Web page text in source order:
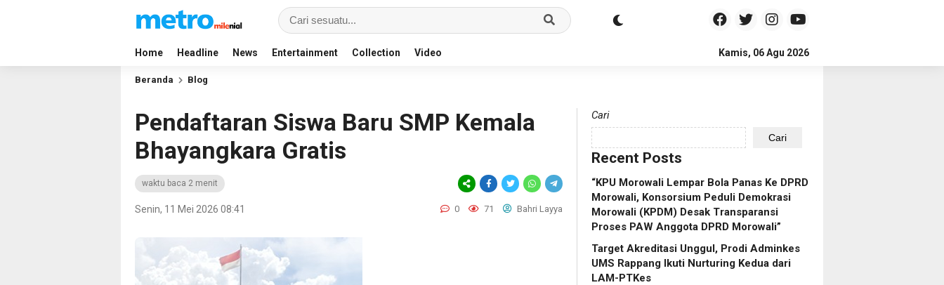
Home Headline News Entertainment Collection Video Kamis, 06 Agu 2026
Beranda Blog
Pendaftaran Siswa Baru SMP Kemala
Bhayangkara Gratis
waktu baca 2 menit
Senin, 11 Mei 2026 08:41 0 71 Bahri Layya
Cari
Cari
Recent Posts
“KPU Morowali Lempar Bola Panas Ke DPRD
Morowali, Konsorsium Peduli Demokrasi
Morowali (KPDM) Desak Transparansi
Proses PAW Anggota DPRD Morowali”
Target Akreditasi Unggul, Prodi Adminkes
UMS Rappang Ikuti Nurturing Kedua dari
LAM-PTKes